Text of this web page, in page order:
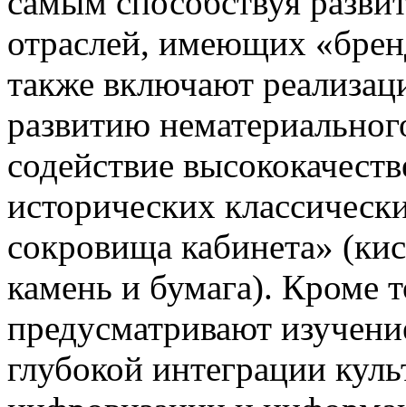
отраслей, имеющих
также включают
развитию
содействие
исторических
сокровища кабинета»
камень и бумага). Кроме
предусматривают
глубокой интеграции